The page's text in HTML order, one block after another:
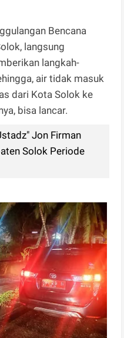
Bencana
langsung
langkah-
air tidak masuk
dari Kota Solok ke
bisa lancar.
Jon Firman
Solok Periode